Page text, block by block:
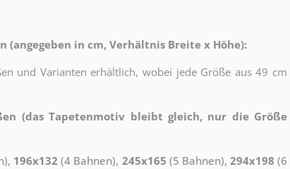
in cm, Verhältnis Breite x Höhe):
und Varianten erhältlich, wobei jede Größe aus 49 cm
(das Tapetenmotiv bleibt gleich, nur die Größe
196x132 (4 Bahnen), 245x165 (5 Bahnen), 294x198 (6